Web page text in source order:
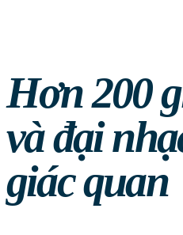
Hơn 200
và đại
giác quan